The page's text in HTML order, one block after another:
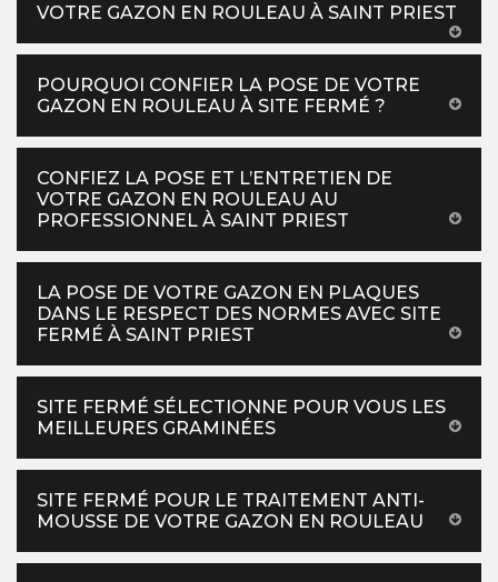
VOTRE GAZON EN ROULEAU À SAINT PRIEST
POURQUOI CONFIER LA POSE DE VOTRE
GAZON EN ROULEAU À SITE FERMÉ ?
CONFIEZ LA POSE ET L’ENTRETIEN DE
VOTRE GAZON EN ROULEAU AU
PROFESSIONNEL À SAINT PRIEST
LA POSE DE VOTRE GAZON EN PLAQUES
DANS LE RESPECT DES NORMES AVEC SITE
FERMÉ À SAINT PRIEST
SITE FERMÉ SÉLECTIONNE POUR VOUS LES
MEILLEURES GRAMINÉES
SITE FERMÉ POUR LE TRAITEMENT ANTI-
MOUSSE DE VOTRE GAZON EN ROULEAU